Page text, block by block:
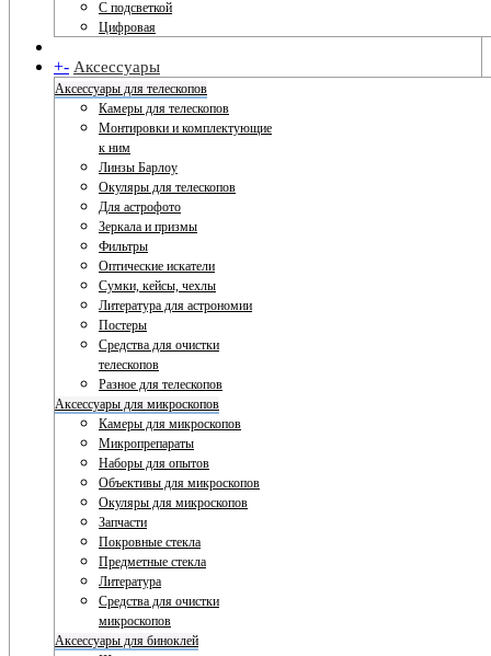
С подсветкой
Цифровая
+- Аксессуары
Аксессуары для телескопов
Камеры для телескопов
Монтировки и комплектующие
к ним
Линзы Барлоу
Окуляры для телескопов
Для астрофото
Зеркала и призмы
Фильтры
Оптические искатели
Сумки, кейсы, чехлы
Литература для астрономии
Постеры
Средства для очистки
телескопов
Разное для телескопов
Аксессуары для микроскопов
Камеры для микроскопов
Микропрепараты
Наборы для опытов
Объективы для микроскопов
Окуляры для микроскопов
Запчасти
Покровные стекла
Предметные стекла
Литература
Средства для очистки
микроскопов
Аксессуары для биноклей